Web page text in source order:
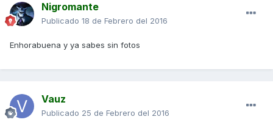
Nigromante
Publicado 18 de Febrero del 2016
Enhorabuena y ya sabes sin fotos
Vauz
Publicado 25 de Febrero del 2016